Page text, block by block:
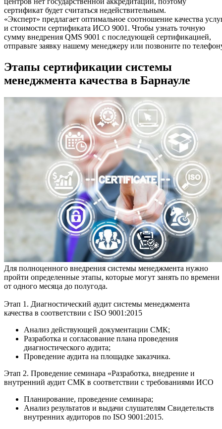
сертификат будет считаться недействительным.
«Эксперт» предлагает оптимальное соотношение качества
и стоимости сертификата ИСО 9001. Чтобы узнать точную
сумму внедрения QMS 9001 с последующей сертификацией,
отправьте заявку нашему менеджеру или позвоните по
Этапы сертификации системы
менеджмента качества в Барнауле
Для полноценного внедрения системы менеджмента нужно
пройти определенные этапы, которые могут занять по времени
от одного месяца до полугода.
Этап 1. Диагностический аудит системы менеджмента
качества в соответствии с ISO 9001:2015
Анализ действующей документации СМК;
Разработка и согласование плана проведения
диагностического аудита;
Проведение аудита на площадке заказчика.
Этап 2. Проведение семинара «Разработка, внедрение и
внутренний аудит СМК в соответствии с требованиями ИСО
Планирование, проведение семинара;
Анализ результатов и выдачи слушателям Свидетельств
внутренних аудиторов по ISO 9001:2015.